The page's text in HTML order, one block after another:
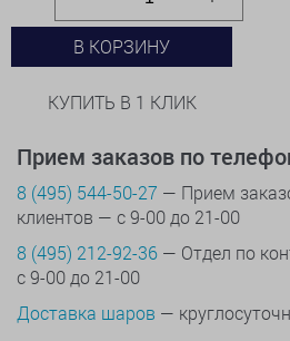
В КОРЗИНУ
КУПИТЬ В 1 КЛИК
Прием заказов по
8 (495) 544-50-27 — Прием
клиентов — с 9-00 до 21-00
8 (495) 212-92-36 — Отдел по
с 9-00 до 21-00
Доставка шаров —